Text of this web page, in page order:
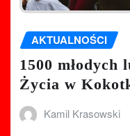
AKTUALNOŚCI
1500 młodych
Życia w
Kamil Krasowski